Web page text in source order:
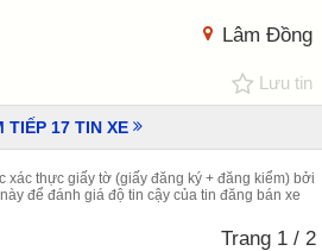
Lâm Đồng
Lưu tin
TIẾP 17 TIN XE
xác thực giấy tờ (giấy đăng ký + đăng kiểm) bởi
để đánh giá độ tin cậy của tin đăng bán xe
Trang 1 / 2